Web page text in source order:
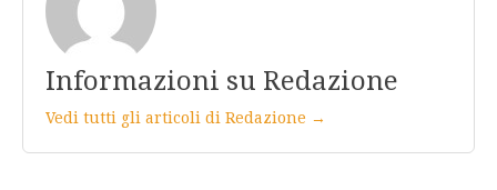
Informazioni su Redazione
Vedi tutti gli articoli di Redazione →